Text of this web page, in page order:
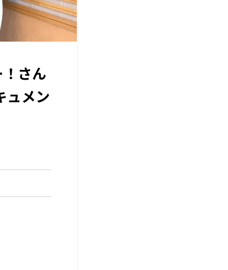
さん
ュメン